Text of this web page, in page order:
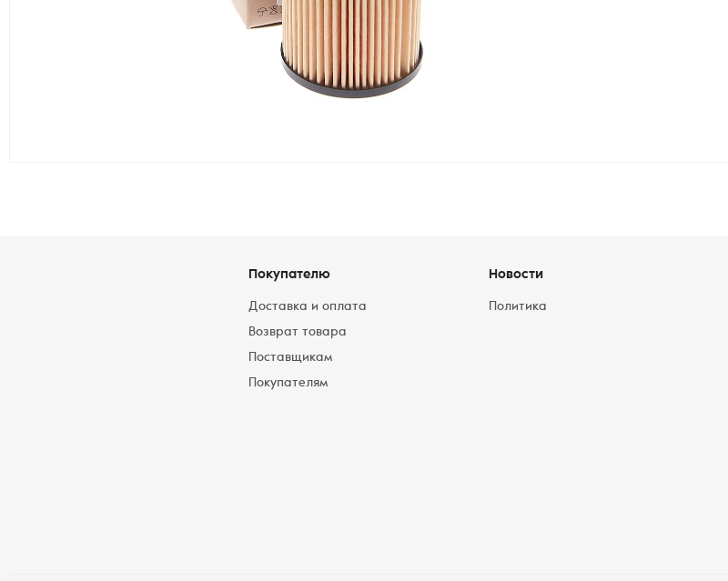
Покупателю
Доставка и оплата
Возврат товара
Поставщикам
Покупателям
Новости
Политика